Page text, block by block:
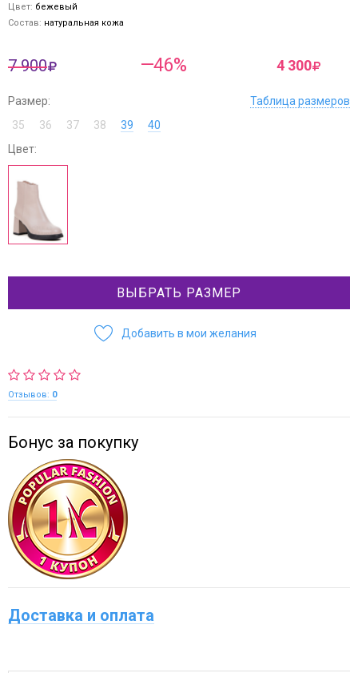
Цвет: бежевый
Состав: натуральная кожа
7 900 —46% 4 300
Размер:
Таблица размеров
35
36 37 38 39
40
Цвет:
ВЫБРАТЬ РАЗМЕР
Добавить в мои желания
Отзывов: 0
Бонус за покупку
Доставка и оплата